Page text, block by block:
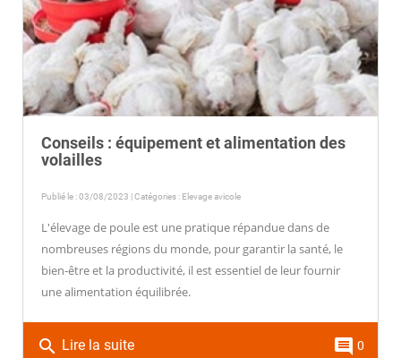
Conseils : équipement et alimentation des
volailles
Publié le : 03/08/2023 | Catégories : Elevage avicole
L'élevage de poule est une pratique répandue dans de
nombreuses régions du monde, pour garantir la santé, le
bien-être et la productivité, il est essentiel de leur fournir
une alimentation équilibrée.
search Lire la suite comment 0